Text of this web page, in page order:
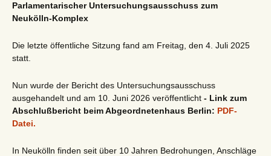
Parlamentarischer Untersuchungsausschuss zum
Neukölln-Komplex
Die letzte öffentliche Sitzung fand am Freitag, den 4. Juli 2025
statt.
Nun wurde der Bericht des Untersuchungsausschuss
ausgehandelt und am 10. Juni 2026 veröffentlicht - Link zum
Abschlußbericht beim Abgeordnetenhaus Berlin: PDF-
Datei.
In Neukölln finden seit über 10 Jahren Bedrohungen, Anschläge